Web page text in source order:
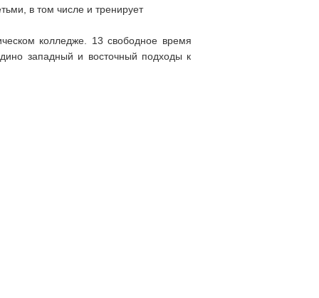
в том числе и тренирует
колледже. 13 свободное время
западный и восточный подходы к